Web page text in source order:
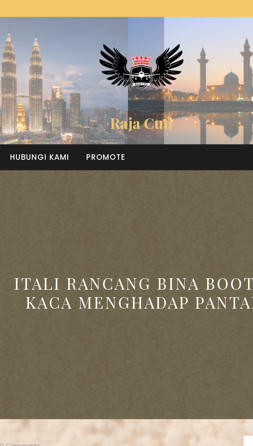
Raja Cuti
HUBUNGI KAMI PROMOTE
ITALI RANCANG BINA
KACA MENGHADAP